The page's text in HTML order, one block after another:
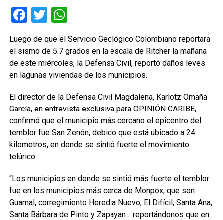
Facebook
TwitterWhatsApp
Luego de que el Servicio Geológico Colombiano reportara
el sismo de 5.7 grados en la escala de Ritcher la mañana
de este miércoles, la Defensa Civil, reportó daños leves
en lagunas viviendas de los municipios.
El director de la Defensa Civil Magdalena, Karlotz Omaña
García, en entrevista exclusiva para OPINIÓN CARIBE,
confirmó que el municipio más cercano el epicentro del
temblor fue San Zenón, debido que está ubicado a 24
kilometros, en donde se sintió fuerte el movimiento
telúrico.
“Los municipios en donde se sintió más fuerte el temblor
fue en los municipios más cerca de Monpox, que son
Guamal, corregimiento Heredia Nuevo, El Difícil, Santa Ana,
Santa Bárbara de Pinto y Zapayan… reportándonos que en